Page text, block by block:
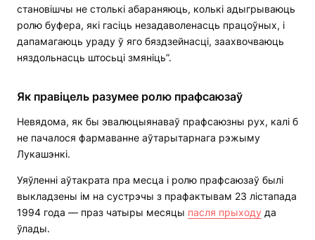
становішчы не столькі абараняюць, колькі адыгрываюць
ролю буфера, які гасіць незадаволенасць працоўных, і
дапамагаюць ураду ў яго бяздзейнасці, заахвочваюць
няздольнасць штосьці змяніць”.
Як правіцель разумее ролю прафсаюзаў
Невядома, як бы эвалюцыянаваў прафсаюзны рух, калі б
не пачалося фармаванне аўтарытарнага рэжыму
Лукашэнкі.
Уяўленні аўтакрата пра месца і ролю прафсаюзаў былі
выкладзены ім на сустрэчы з прафактывам 23 лістапада
1994 года — праз чатыры месяцы пасля прыходу да
ўлады.